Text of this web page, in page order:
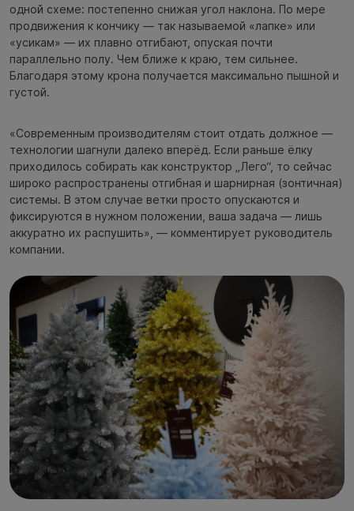
одной схеме: постепенно снижая угол наклона. По мере
продвижения к кончику — так называемой «лапке» или
«усикам» — их плавно отгибают, опуская почти
параллельно полу. Чем ближе к краю, тем сильнее.
Благодаря этому крона получается максимально пышной и
густой.
«Современным производителям стоит отдать должное —
технологии шагнули далеко вперёд. Если раньше ёлку
приходилось собирать как конструктор „Лего“, то сейчас
широко распространены отгибная и шарнирная (зонтичная)
системы. В этом случае ветки просто опускаются и
фиксируются в нужном положении, ваша задача — лишь
аккуратно их распушить», — комментирует руководитель
компании.